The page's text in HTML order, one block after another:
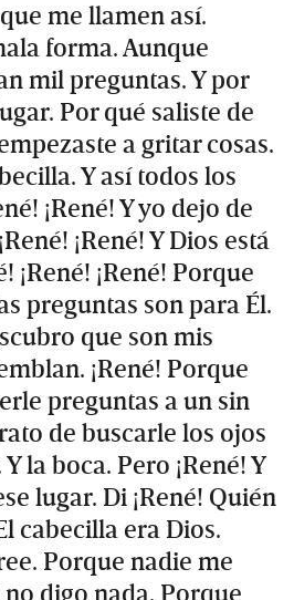
me llamen así.
forma. Aunque
mil preguntas. Y por
Por qué saliste de
a gritar cosas.
Y así todos los
¡René! Y yo dejo de
¡René! Y Dios está
¡René! ¡René! Porque
preguntas son para Él.
que son mis
¡René! Porque
preguntas a un sin
de buscarle los ojos
la boca. Pero ¡René! Y
lugar. Di ¡René! Quién
cabecilla era Dios.
Porque nadie me